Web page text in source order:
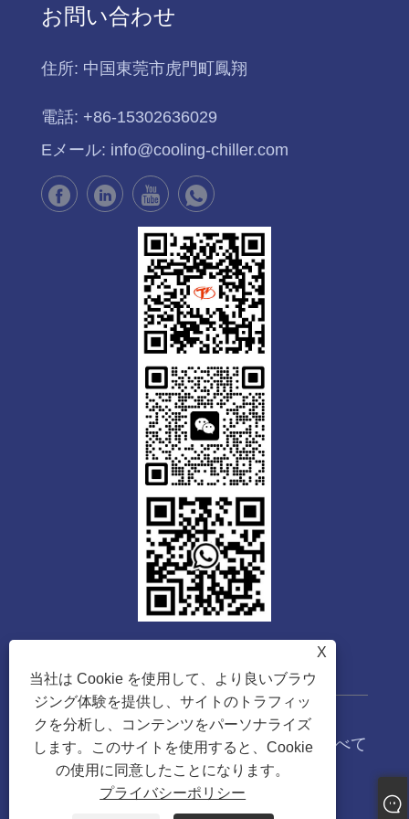
お問い合わせ
住所: 中国東莞市虎門町鳳翔
電話: +86-15302636029
Eメール: info@cooling-chiller.com
著作権 © 2023 広東通威機械有限公司すべて
の権利予約。
Links
Sitemap RSS
X
当社は Cookie を使用して、より良いブラウ
ジング体験を提供し、サイトのトラフィッ
クを分析し、コンテンツをパーソナライズ
します。このサイトを使用すると、Cookie
の使用に同意したことになります。
プライバシーポリシー